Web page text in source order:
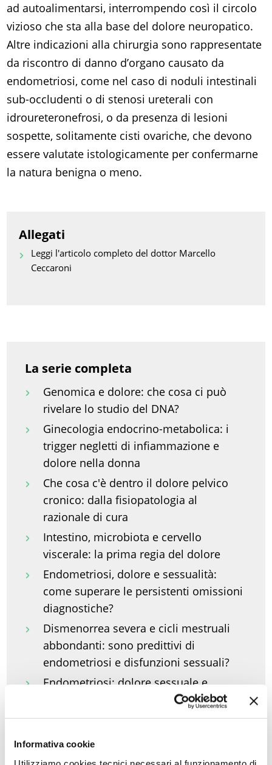
Informativa cookie
ad autoalimentarsi, interrompendo così il circolo
vizioso che sta alla base del dolore neuropatico.
Altre indicazioni alla chirurgia sono rappresentate
da riscontro di danno d’organo causato da
endometriosi, come nel caso di noduli intestinali
sub-occludenti o di stenosi ureterali con
idroureteronefrosi, o da presenza di lesioni
sospette, solitamente cisti ovariche, che devono
essere valutate istologicamente per confermarne
la natura benigna o meno.
Allegati
Leggi l'articolo completo del dottor Marcello
Ceccaroni
La serie completa
Genomica e dolore: che cosa ci può
rivelare lo studio del DNA?
Ginecologia endocrino-metabolica: i
trigger negletti di infiammazione e
dolore nella donna
Che cosa c'è dentro il dolore pelvico
cronico: dalla fisiopatologia al
razionale di cura
Intestino, microbiota e cervello
viscerale: la prima regia del dolore
Endometriosi, dolore e sessualità:
come superare le persistenti omissioni
diagnostiche?
Dismenorrea severa e cicli mestruali
abbondanti: sono predittivi di
endometriosi e disfunzioni sessuali?
Endometriosi: dolore sessuale e
disfunzioni sessuali femminili in
comorbilità